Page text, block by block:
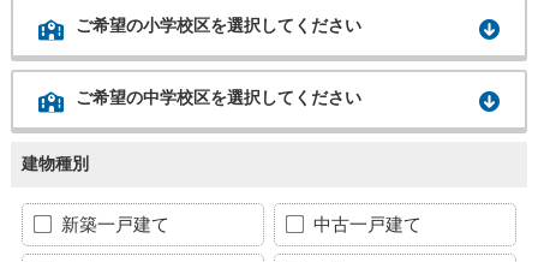
ご希望の小学校区を選択してください
ご希望の中学校区を選択してください
建物種別
新築一戸建て 中古一戸建て